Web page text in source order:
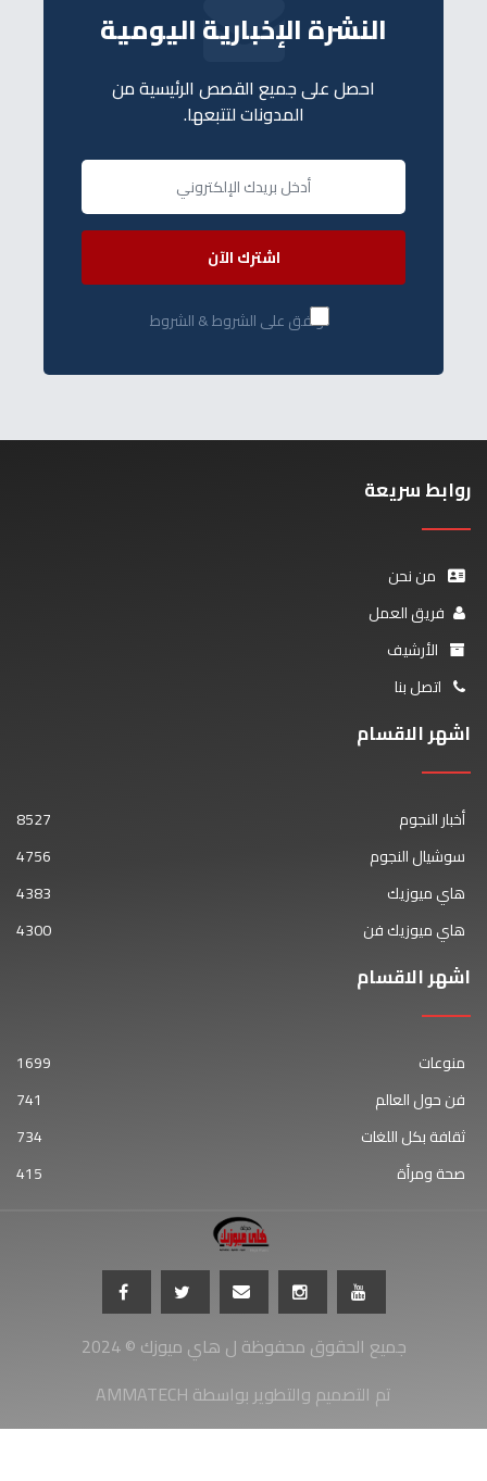
النشرة الإخبارية اليومية
احصل على جميع القصص الرئيسية من
المدونات لتتبعها.
اشترك الآن
أوافق على الشروط & الشروط
روابط سريعة
من نحن
فريق العمل
الأرشيف
اتصل بنا
اشهر الاقسام
أخبار النجوم
8527
سوشيال النجوم
4756
هاي ميوزيك
4383
هاي ميوزيك فن
4300
اشهر الاقسام
منوعات
1699
فن حول العالم
741
ثقافة بكل اللغات
734
صحة ومرأة
415
جميع الحقوق محفوظة ل هاي ميوزك © 2024
AMMATECH تم التصميم والتطوير بواسطة